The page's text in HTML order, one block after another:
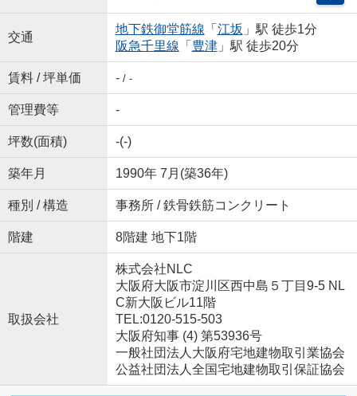
交通
地下鉄御堂筋線 「 江坂 」駅 徒歩1分
阪急千里線 「 豊津」駅 徒歩20分
賃料 / 坪単価 -/ -
管理費等 -
坪数(面積) -(-)
築年月 1990年 7月(築36年)
種別 / 構造 事務所 / 鉄骨鉄筋コンクリート
階建 8階建 地下1階
取扱会社
株式会社NLC
大阪府大阪市淀川区西中島５丁目9-5 NL
C新大阪ビル11階
TEL:0120-515-503
大阪府知事 (4) 第53936号
一般社団法人大阪府宅地建物取引業協会
公益社団法人全国宅地建物取引保証協会